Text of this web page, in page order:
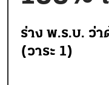
ร่าง พ.ร.บ. ว่
(วาระ 1)